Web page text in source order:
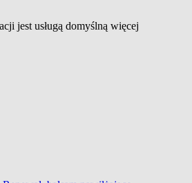
jest usługą domyślną więcej